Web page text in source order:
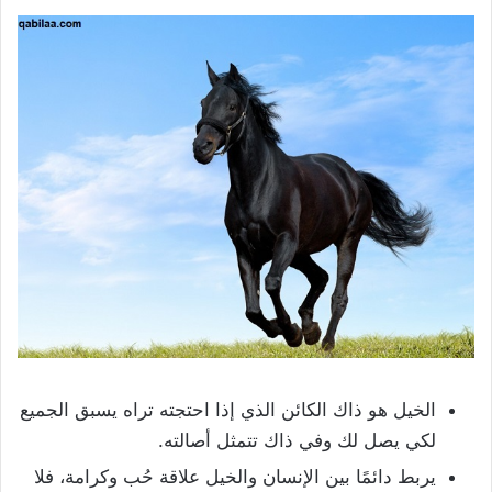
الخيل هو ذاك الكائن الذي إذا احتجته تراه يسبق الجميع
لكي يصل لك وفي ذاك تتمثل أصالته.
يربط دائمًا بين الإنسان والخيل علاقة حُب وكرامة، فلا